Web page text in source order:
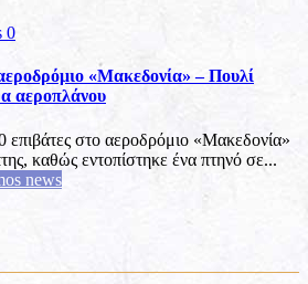
0
«Μακεδονία» – Πουλί
αεροπλάνου
επιβάτες στο αεροδρόμιο «Μακεδονία»
καθώς εντοπίστηκε ένα πτηνό σε...
news